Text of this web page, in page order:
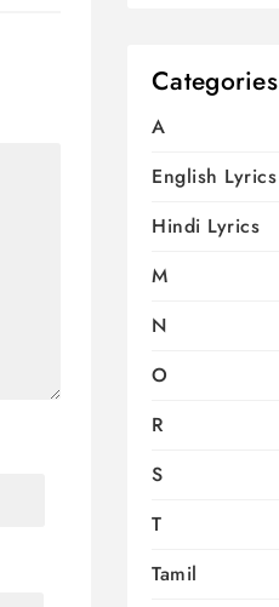
Categories
A
English Lyrics
Hindi Lyrics
M
N
O
R
S
T
Tamil